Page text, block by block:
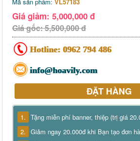
Mã sản phẩm: VL57183
Giá giảm: 5,000,000 đ
Giá gốc: 5,500,000 đ
Hotline: 0962 794 486
info@hoavily.com
ĐẶT HÀNG
1. Tặng miễn phí banner, thiệp (trị giá
2. Giảm ngay 20.000đ khi Bạn tạo đơn